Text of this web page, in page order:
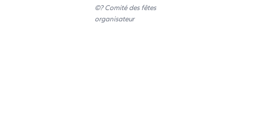
©? Comité des fêtes
organisateur